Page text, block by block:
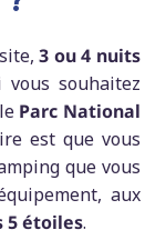
3 ou 4 nuits
souhaitez
Parc National
est que vous
que vous
aux
5 étoiles.